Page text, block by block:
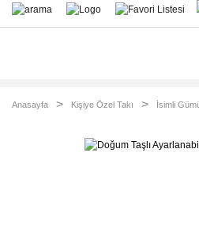
Anasayfa Kişiye Özel Takı İsimli